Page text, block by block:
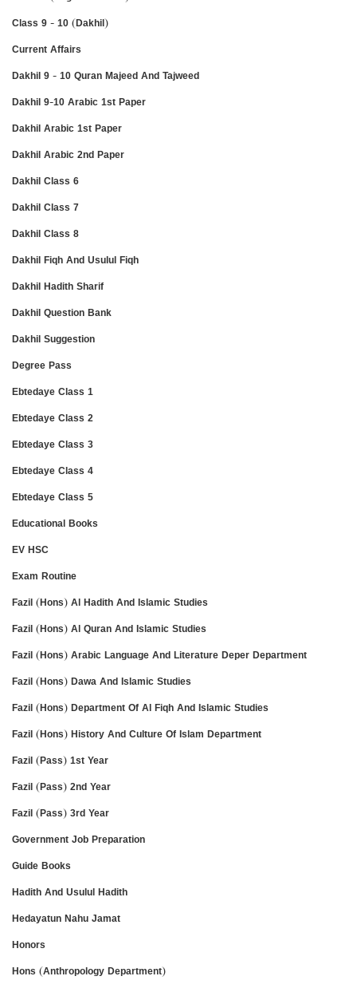
Class 9 - 10 (Dakhil)
Current Affairs
Dakhil 9 - 10 Quran Majeed And Tajweed
Dakhil 9-10 Arabic 1st Paper
Dakhil Arabic 1st Paper
Dakhil Arabic 2nd Paper
Dakhil Class 6
Dakhil Class 7
Dakhil Class 8
Dakhil Fiqh And Usulul Fiqh
Dakhil Hadith Sharif
Dakhil Question Bank
Dakhil Suggestion
Degree Pass
Ebtedaye Class 1
Ebtedaye Class 2
Ebtedaye Class 3
Ebtedaye Class 4
Ebtedaye Class 5
Educational Books
EV HSC
Exam Routine
Fazil (Hons) Al Hadith And Islamic Studies
Fazil (Hons) Al Quran And Islamic Studies
Fazil (Hons) Arabic Language And Literature Deper Department
Fazil (Hons) Dawa And Islamic Studies
Fazil (Hons) Department Of Al Fiqh And Islamic Studies
Fazil (Hons) History And Culture Of Islam Department
Fazil (Pass) 1st Year
Fazil (Pass) 2nd Year
Fazil (Pass) 3rd Year
Government Job Preparation
Guide Books
Hadith And Usulul Hadith
Hedayatun Nahu Jamat
Honors
Hons (Anthropology Department)